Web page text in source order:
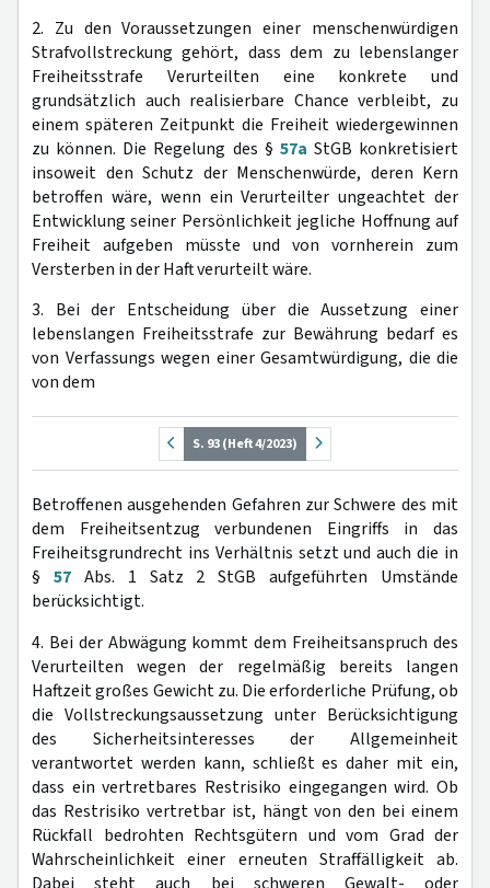
2. Zu den Voraussetzungen einer menschenwürdigen
Strafvollstreckung gehört, dass dem zu lebenslanger
Freiheitsstrafe Verurteilten eine konkrete und
grundsätzlich auch realisierbare Chance verbleibt, zu
einem späteren Zeitpunkt die Freiheit wiedergewinnen
zu können. Die Regelung des § 57a StGB konkretisiert
insoweit den Schutz der Menschenwürde, deren Kern
betroffen wäre, wenn ein Verurteilter ungeachtet der
Entwicklung seiner Persönlichkeit jegliche Hoffnung auf
Freiheit aufgeben müsste und von vornherein zum
Versterben in der Haft verurteilt wäre.
3. Bei der Entscheidung über die Aussetzung einer
lebenslangen Freiheitsstrafe zur Bewährung bedarf es
von Verfassungs wegen einer Gesamtwürdigung, die die
von dem
S. 93 (Heft 4/2023)
Betroffenen ausgehenden Gefahren zur Schwere des mit
dem Freiheitsentzug verbundenen Eingriffs in das
Freiheitsgrundrecht ins Verhältnis setzt und auch die in
§ 57Abs. 1 Satz 2 StGB aufgeführten Umstände
berücksichtigt.
4. Bei der Abwägung kommt dem Freiheitsanspruch des
Verurteilten wegen der regelmäßig bereits langen
Haftzeit großes Gewicht zu. Die erforderliche Prüfung, ob
die Vollstreckungsaussetzung unter Berücksichtigung
des Sicherheitsinteresses der Allgemeinheit
verantwortet werden kann, schließt es daher mit ein,
dass ein vertretbares Restrisiko eingegangen wird. Ob
das Restrisiko vertretbar ist, hängt von den bei einem
Rückfall bedrohten Rechtsgütern und vom Grad der
Wahrscheinlichkeit einer erneuten Straffälligkeit ab.